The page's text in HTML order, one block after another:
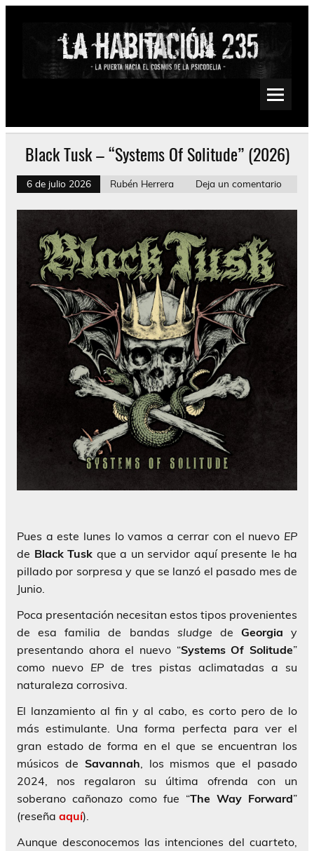
Saltar
Psychedelic, Stoner, Doom, Sludge, Fuzz, Space, Drone
Black Tusk – “Systems Of Solitude” (2026)
6 de julio 2026 Rubén Herrera Deja un comentario
Pues a este lunes lo vamos a cerrar con el nuevo EP
de Black Tusk que a un servidor aquí presente le ha
pillado por sorpresa y que se lanzó el pasado mes de
Junio.
Poca presentación necesitan estos tipos provenientes
de esa familia de bandas sludge de Georgia y
presentando ahora el nuevo “Systems Of Solitude”
como nuevo EP de tres pistas aclimatadas a su
naturaleza corrosiva.
El lanzamiento al fin y al cabo, es corto pero de lo
más estimulante. Una forma perfecta para ver el
gran estado de forma en el que se encuentran los
músicos de Savannah , los mismos que el pasado
2024, nos regalaron su última ofrenda con un
soberano cañonazo como fue “The Way Forward”
(reseña aquí).
Aunque desconocemos las intenciones del cuarteto,